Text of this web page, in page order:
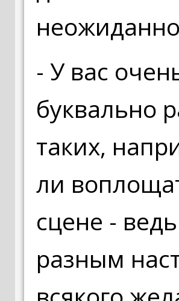
- У вас
буквально
таких,
ли
сцене -
разным